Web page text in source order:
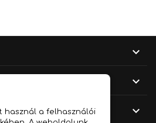



használ a felhasználói